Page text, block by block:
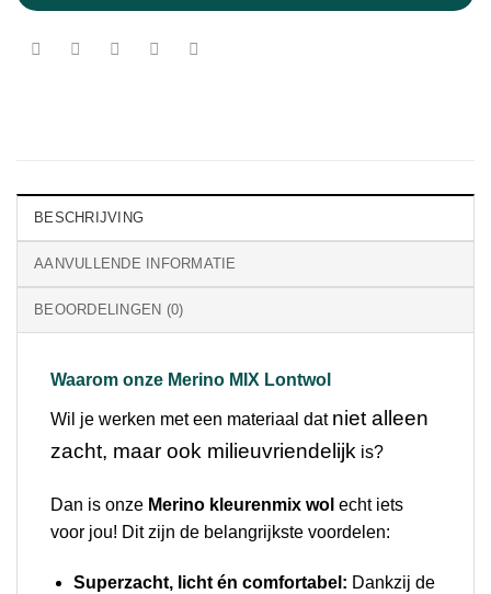
BESCHRIJVING
AANVULLENDE INFORMATIE
BEOORDELINGEN (0)
Waarom onze Merino MIX Lontwol
Wil je werken met een materiaal dat niet alleen
zacht, maar ook milieuvriendelijk is?
Dan is onze Merino kleurenmix wol echt iets
voor jou! Dit zijn de belangrijkste voordelen:
Superzacht, licht én comfortabel: Dankzij de